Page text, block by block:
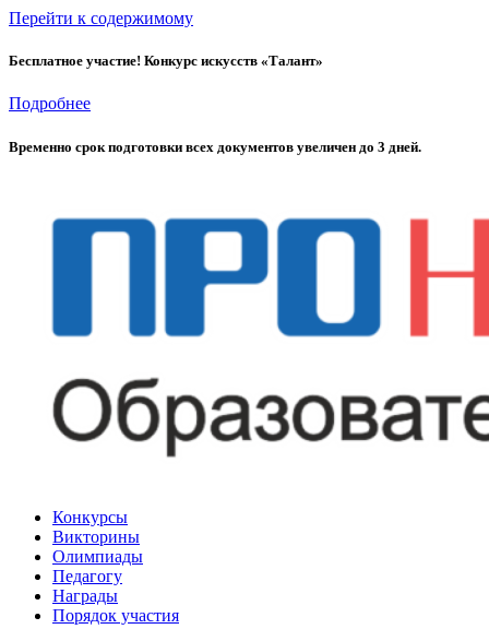
Перейти к содержимому
Бесплатное участие! Конкурс искусств «Талант»
Подробнее
Временно cрок подготовки всех документов увеличен до 3 дней.
Конкурсы
Викторины
Олимпиады
Педагогу
Награды
Порядок участия